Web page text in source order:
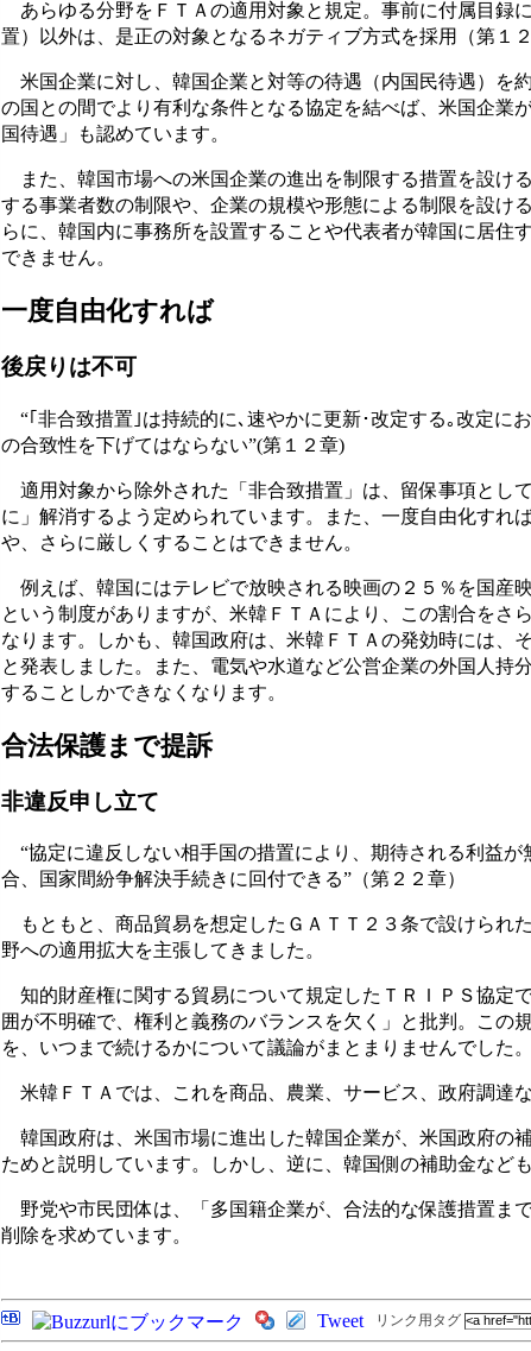
あらゆる分野をＦＴＡの適用対象と規定。事前に付属目録
置）以外は、是正の対象となるネガティブ方式を採用（第１２
米国企業に対し、韓国企業と対等の待遇（内国民待遇）を
の国との間でより有利な条件となる協定を結べば、米国企業
国待遇」も認めています。
また、韓国市場への米国企業の進出を制限する措置を設け
する事業者数の制限や、企業の規模や形態による制限を設け
らに、韓国内に事務所を設置することや代表者が韓国に居住
できません。
一度自由化すれば
後戻りは不可
“｢非合致措置｣は持続的に､速やかに更新･改定する｡改定に
の合致性を下げてはならない”(第１２章)
適用対象から除外された「非合致措置」は、留保事項とし
に」解消するよう定められています。また、一度自由化すれ
や、さらに厳しくすることはできません。
例えば、韓国にはテレビで放映される映画の２５％を国産
という制度がありますが、米韓ＦＴＡにより、この割合をさ
なります。しかも、韓国政府は、米韓ＦＴＡの発効時には、
と発表しました。また、電気や水道など公営企業の外国人持
することしかできなくなります。
合法保護まで提訴
非違反申し立て
“協定に違反しない相手国の措置により、期待される利益が
合、国家間紛争解決手続きに回付できる”（第２２章）
もともと、商品貿易を想定したＧＡＴＴ２３条で設けられ
野への適用拡大を主張してきました。
知的財産権に関する貿易について規定したＴＲＩＰＳ協定
囲が不明確で、権利と義務のバランスを欠く」と批判。この
を、いつまで続けるかについて議論がまとまりませんでした。
米韓ＦＴＡでは、これを商品、農業、サービス、政府調達
韓国政府は、米国市場に進出した韓国企業が、米国政府の
ためと説明しています。しかし、逆に、韓国側の補助金など
野党や市民団体は、「多国籍企業が、合法的な保護措置ま
削除を求めています。
Tweet リンク用タグ